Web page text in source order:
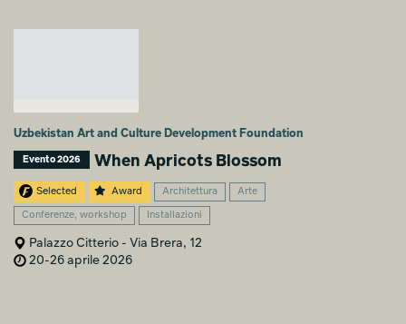
Uzbekistan Art and Culture Development Foundation
Evento 2026 When Apricots Blossom
Selected Award Architettura Arte
Conferenze, workshop Installazioni
Palazzo Citterio - Via Brera, 12
20-26 aprile 2026